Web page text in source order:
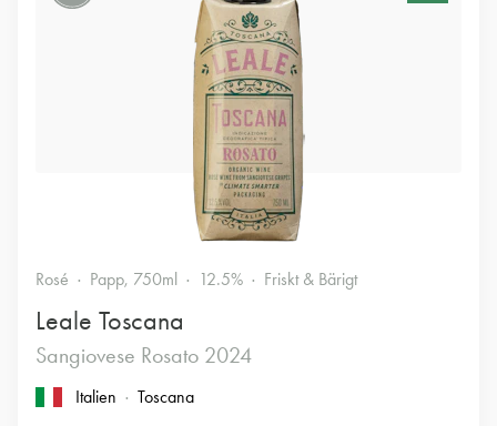
Rosé Papp, 750ml 12.5% Friskt & Bärigt
Leale Toscana
Sangiovese Rosato 2024
Italien Toscana